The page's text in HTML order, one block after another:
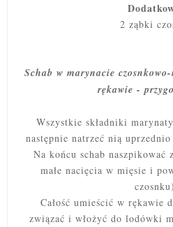
2 ząbki
Schab w marynacie
rękawie -
Wszystkie składniki
następnie natrzeć nią uprzednio
Na końcu schab naszpikować
małe nacięcia w mięsie i
Całość umieścić w rękawie
związać i włożyć do lodówki